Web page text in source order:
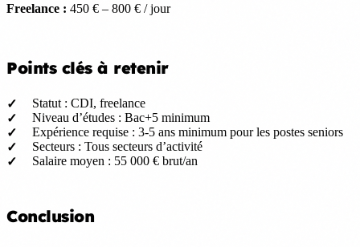
Freelance : 450 € – 800 € / jour
Points clés à retenir
Statut : CDI, freelance
Niveau d’études : Bac+5 minimum
Expérience requise : 3-5 ans minimum pour les postes seniors
Secteurs : Tous secteurs d’activité
Salaire moyen : 55 000 € brut/an
Conclusion